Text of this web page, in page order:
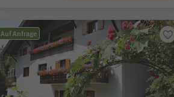
Auf Anfrage